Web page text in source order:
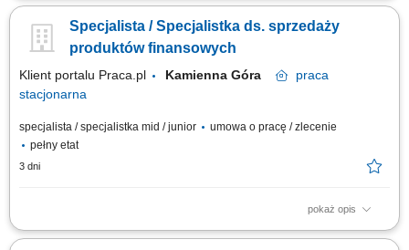
dopasowanie rozwiązań finansowych; rzetelne przedstawianie warunków
oferty, zasad i ryzyk; obsługa posprzedażowa klientów i realizacja
Specjalista / Specjalistka ds. sprzedaży
produktów finansowych
Klient portalu Praca.pl Kamienna Góra
praca
stacjonarna
specjalista / specjalistka mid / junior
umowa o pracę / zlecenie
pełny etat
3 dni
pokaż opis
aktywne pozyskiwanie klientów oraz sprzedaż produktów bankowych i